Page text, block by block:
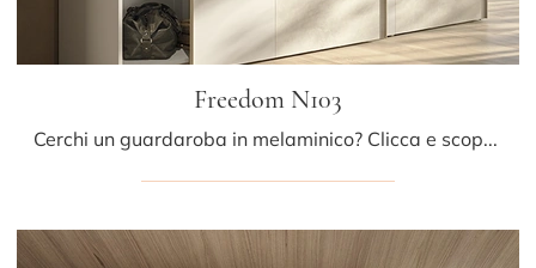
Freedom N103
Cerchi un guardaroba in melaminico? Clicca e scopri armadi a muro con ante scorrevoli di Colombini Casa.